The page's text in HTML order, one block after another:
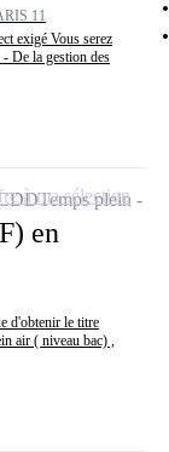
11
exigé Vous serez
- De la gestion des
en
d'obtenir le titre
air ( niveau bac) ,
Temps plein
à ma sélection